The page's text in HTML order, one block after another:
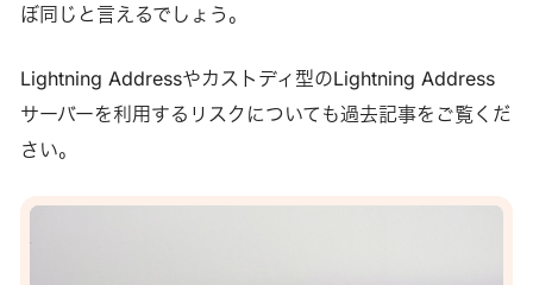
ぼ同じと言えるでしょう。
Lightning Addressやカストディ型のLightning Address
サーバーを利用するリスクについても過去記事をご覧くだ
さい。